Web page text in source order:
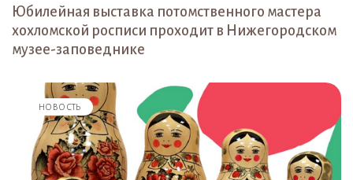
Юбилейная выставка потомственного мастера
хохломской росписи проходит в Нижегородском
музее-заповеднике
НОВОСТЬ